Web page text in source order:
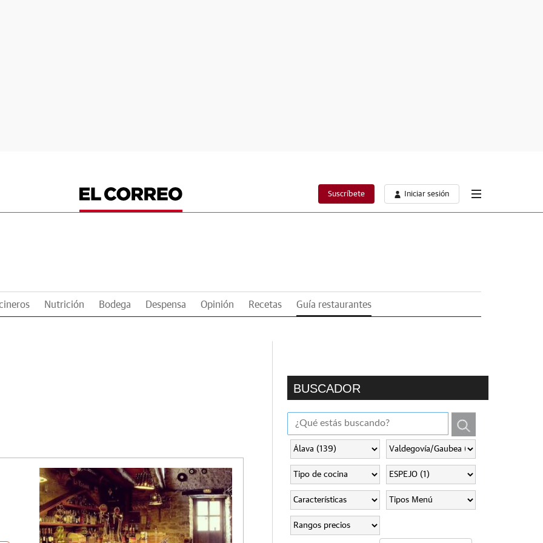
Suscríbete Iniciar sesión
Nutrición Bodega Despensa Opinión Recetas Guía restaurantes
BUSCADOR